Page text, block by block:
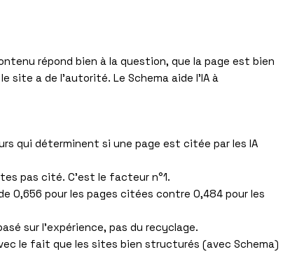
répond bien à la question, que la page est bien
site a de l’autorité. Le Schema aide l’IA à
qui déterminent si une page est citée par les IA
pas cité. C’est le facteur n°1.
0,656 pour les pages citées contre 0,484 pour les
sur l’expérience, pas du recyclage.
le fait que les sites bien structurés (avec Schema)